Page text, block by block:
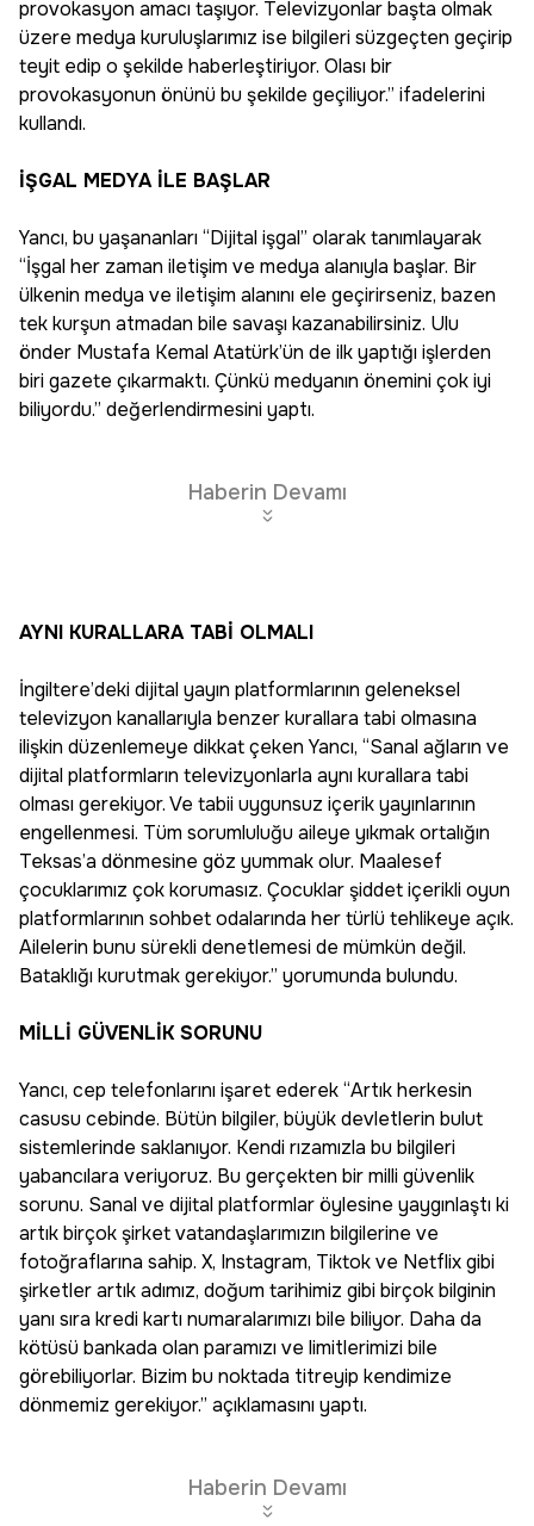
provokasyon amacı taşıyor. Televizyonlar başta olmak
üzere medya kuruluşlarımız ise bilgileri süzgeçten geçirip
teyit edip o şekilde haberleştiriyor. Olası bir
provokasyonun önünü bu şekilde geçiliyor.” ifadelerini
kullandı.
İŞGAL MEDYA İLE BAŞLAR
Yancı, bu yaşananları “Dijital işgal” olarak tanımlayarak
“İşgal her zaman iletişim ve medya alanıyla başlar. Bir
ülkenin medya ve iletişim alanını ele geçirirseniz, bazen
tek kurşun atmadan bile savaşı kazanabilirsiniz. Ulu
önder Mustafa Kemal Atatürk’ün de ilk yaptığı işlerden
biri gazete çıkarmaktı. Çünkü medyanın önemini çok iyi
biliyordu.” değerlendirmesini yaptı.
Haberin Devamı
AYNI KURALLARA TABİ OLMALI
İngiltere’deki dijital yayın platformlarının geleneksel
televizyon kanallarıyla benzer kurallara tabi olmasına
ilişkin düzenlemeye dikkat çeken Yancı, “Sanal ağların ve
dijital platformların televizyonlarla aynı kurallara tabi
olması gerekiyor. Ve tabii uygunsuz içerik yayınlarının
engellenmesi. Tüm sorumluluğu aileye yıkmak ortalığın
Teksas’a dönmesine göz yummak olur. Maalesef
çocuklarımız çok korumasız. Çocuklar şiddet içerikli oyun
platformlarının sohbet odalarında her türlü tehlikeye açık.
Ailelerin bunu sürekli denetlemesi de mümkün değil.
Bataklığı kurutmak gerekiyor.” yorumunda bulundu.
MİLLİ GÜVENLİK SORUNU
Yancı, cep telefonlarını işaret ederek “Artık herkesin
casusu cebinde. Bütün bilgiler, büyük devletlerin bulut
sistemlerinde saklanıyor. Kendi rızamızla bu bilgileri
yabancılara veriyoruz. Bu gerçekten bir milli güvenlik
sorunu. Sanal ve dijital platformlar öylesine yaygınlaştı ki
artık birçok şirket vatandaşlarımızın bilgilerine ve
fotoğraflarına sahip. X, Instagram, Tiktok ve Netflix gibi
şirketler artık adımız, doğum tarihimiz gibi birçok bilginin
yanı sıra kredi kartı numaralarımızı bile biliyor. Daha da
kötüsü bankada olan paramızı ve limitlerimizi bile
görebiliyorlar. Bizim bu noktada titreyip kendimize
dönmemiz gerekiyor.” açıklamasını yaptı.
Haberin Devamı